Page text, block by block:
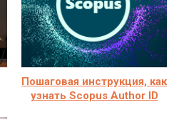
Пошаговая инструкция, как
узнать Scopus Author ID